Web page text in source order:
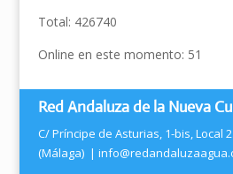
Total: 426740
Online en este momento: 51
Red Andaluza de la Nueva
C/ Príncipe de Asturias, 1-bis, Local
(Málaga) |